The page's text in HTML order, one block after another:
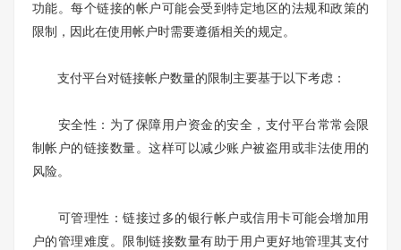
功能。每个链接的帐户可能会受到特定地区的法规和政策的
限制，因此在使用帐户时需要遵循相关的规定。
支付平台对链接帐户数量的限制主要基于以下考虑：
安全性：为了保障用户资金的安全，支付平台常常会限
制帐户的链接数量。这样可以减少账户被盗用或非法使用的
风险。
可管理性：链接过多的银行帐户或信用卡可能会增加用
户的管理难度。限制链接数量有助于用户更好地管理其支付